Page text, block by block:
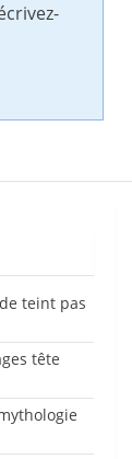
teint pas
tête